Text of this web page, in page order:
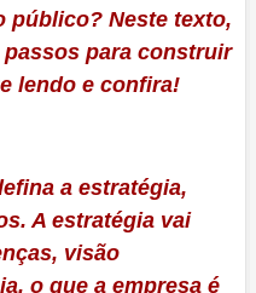
público? Neste texto,
para construir
lendo e confira!
a estratégia,
A estratégia vai
visão
o que a empresa é